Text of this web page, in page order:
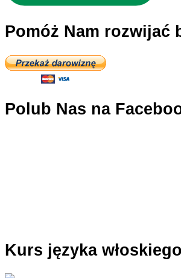
Pomóż Nam rozwijać
Polub Nas na
Kurs języka włoskiego